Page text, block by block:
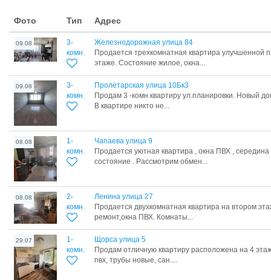
Фото Тип Адрес
09.08
3-
комн.
Железнодорожная улица 84
Продается трехкомнатная квартира улучшенной
этаже. Состояние жилое, окна...
09.08
3-
комн.
Пролетарская улица 10Бк3
Продам 3 -комн.квартиру ул.планировки. Новый
В квартире никто не...
08.08
1-
комн.
Чапаева улица 9
Продается уютная квартира , окна ПВХ ,
состояние . Рассмотрим обмен...
08.08
2-
комн.
Ленина улица 27
Продается двухкомнатная квартира на втором
ремонт,окна ПВХ. Комнаты...
29.07
1-
комн.
Щорса улица 5
Продам отличную квартиру расположена на 4
пвх, трубы новые, сан....